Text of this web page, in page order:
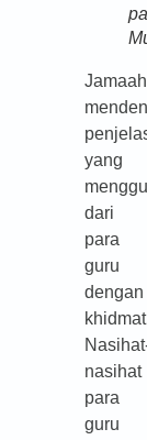
Jamaah
yang
dari
para
guru
dengan
nasihat
para
guru